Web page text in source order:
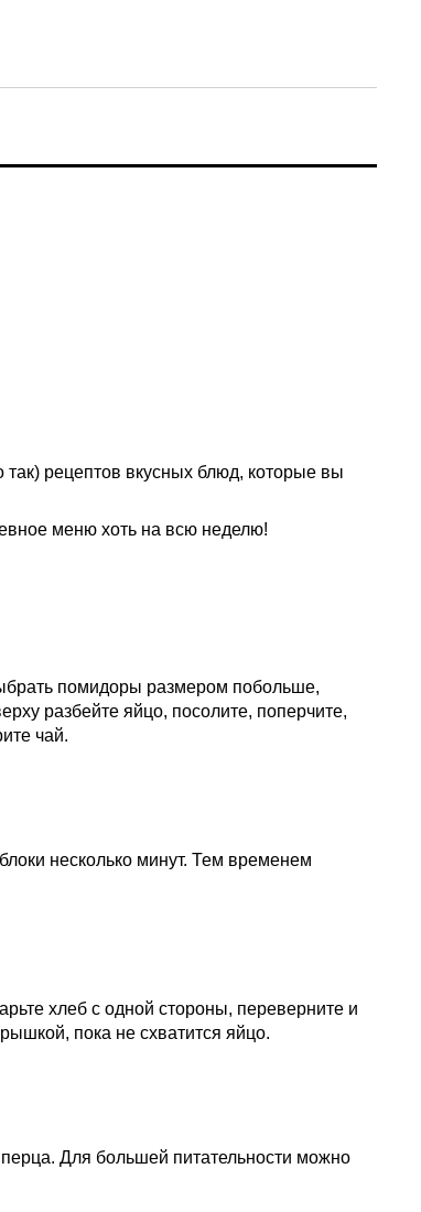
рецептов вкусных блюд, которые вы
меню хоть на всю неделю!
помидоры размером побольше,
разбейте яйцо, посолите, поперчите,
чай.
несколько минут. Тем временем
хлеб с одной стороны, переверните и
пока не схватится яйцо.
Для большей питательности можно